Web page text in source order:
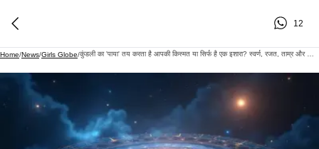
12
Home/News/Girls Globe/